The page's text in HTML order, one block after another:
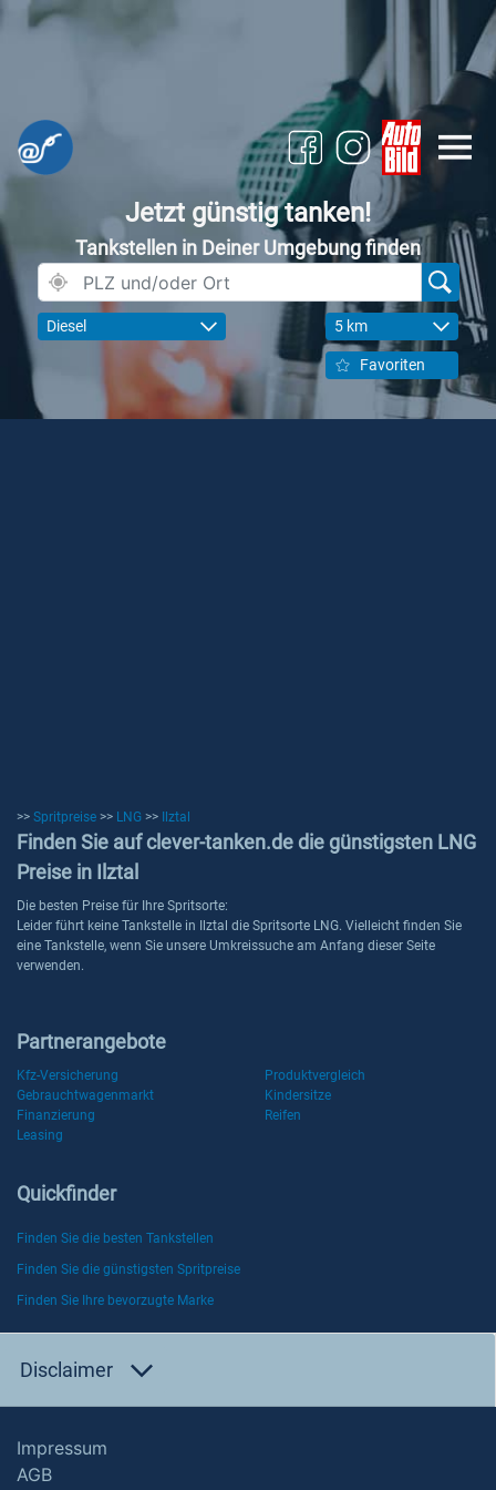
Jetzt günstig tanken!
Tankstellen in Deiner Umgebung finden
Diesel 5 km
Favoriten
>> Spritpreise >> LNG >> Ilztal
Finden Sie auf clever-tanken.de die günstigsten LNG
Preise in Ilztal
Die besten Preise für Ihre Spritsorte:
Leider führt keine Tankstelle in Ilztal die Spritsorte LNG. Vielleicht finden Sie
eine Tankstelle, wenn Sie unsere Umkreissuche am Anfang dieser Seite
verwenden.
Partnerangebote
Kfz-Versicherung
Produktvergleich
Gebrauchtwagenmarkt
Kindersitze
Finanzierung
Reifen
Leasing
Quickfinder
Finden Sie die besten Tankstellen
Finden Sie die günstigsten Spritpreise
Finden Sie Ihre bevorzugte Marke
Disclaimer
Impressum
AGB